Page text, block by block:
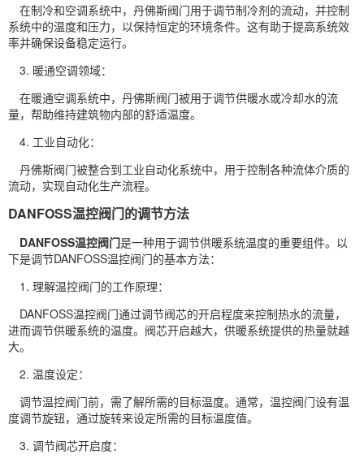
在制冷和空调系统中，丹佛斯阀门用于调节制冷剂的流动，并控制
系统中的温度和压力，以保持恒定的环境条件。这有助于提高系统效
率并确保设备稳定运行。
3. 暖通空调领域：
在暖通空调系统中，丹佛斯阀门被用于调节供暖水或冷却水的流
量，帮助维持建筑物内部的舒适温度。
4. 工业自动化：
丹佛斯阀门被整合到工业自动化系统中，用于控制各种流体介质的
流动，实现自动化生产流程。
DANFOSS温控阀门的调节方法
DANFOSS温控阀门是一种用于调节供暖系统温度的重要组件。以
下是调节DANFOSS温控阀门的基本方法：
1. 理解温控阀门的工作原理：
DANFOSS温控阀门通过调节阀芯的开启程度来控制热水的流量，
进而调节供暖系统的温度。阀芯开启越大，供暖系统提供的热量就越
大。
2. 温度设定：
调节温控阀门前，需了解所需的目标温度。通常，温控阀门设有温
度调节旋钮，通过旋转来设定所需的目标温度值。
3. 调节阀芯开启度：